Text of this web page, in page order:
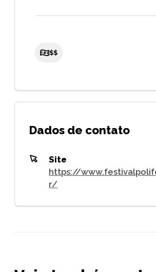
$$
Dados de contato
Site
https://
r/